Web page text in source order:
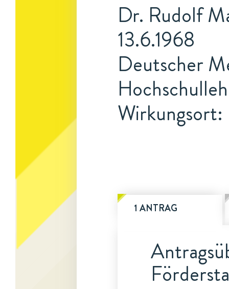
Dr. Rudolf
13.6.1968
Deutscher
Wirkungsort:
1 ANTRAG